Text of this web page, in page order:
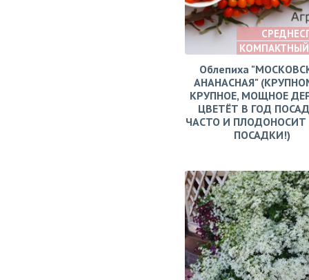
Облепиха
АНАНАСНАЯ"
КРУПНОЕ, МОЩНОЕ
ЦВЕТЁТ В ГОД
ЧАСТО И ПЛОДОНОСИТ
ПОСАДКИ!)